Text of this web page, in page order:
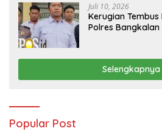
Juli 10, 2026
Kerugian
Polres
Selengkapnya
Popular Post